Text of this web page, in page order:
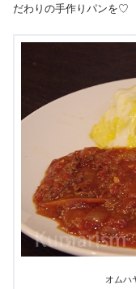
だわりの手作りパンを♡
オムハ